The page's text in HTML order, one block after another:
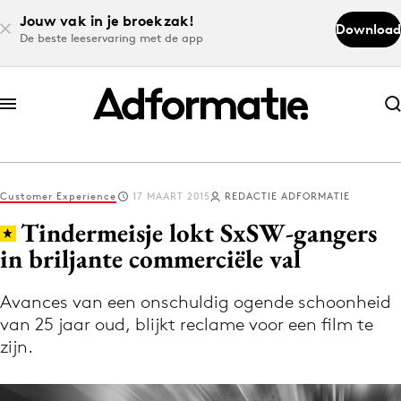
Jouw vak in je broekzak!
De beste leeservaring met de app
Download
Abonneer nu
Abonneer nu
Log in
Volg het laatste nieuws via de Adformatie
Nieuws app
Customer Experience 17 MAART 2015 REDACTIE ADFORMATIE
Tindermeisje lokt SxSW-gangers
in briljante commerciële val
Avances van een onschuldig ogende schoonheid
van 25 jaar oud, blijkt reclame voor een film te
zijn.